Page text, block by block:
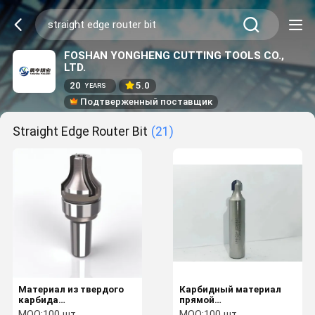
FOSHAN YONGHENG CUTTING TOOLS CO.,
LTD.
20 YEARS
5.0
Подтверженный поставщик
Straight Edge Router Bit (21)
Материал из твердого
карбида
высокоскоростной
Карбидный материал
прямой
маршрутизаторный